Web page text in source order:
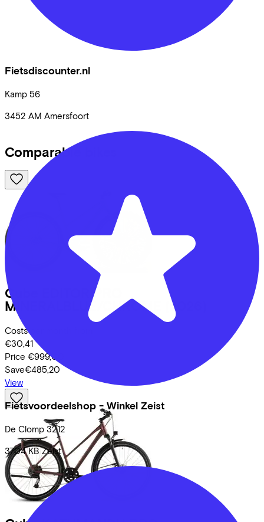
Fietsdiscounter.nl
Kamp 56
3452 AM Amersfoort
Fietsvoordeelshop - Winkel Zeist
De Clomp 3212
3704 KB Zeist
Comparable bikes
Cube
EDITOR PRO
MINERALBLUE/CHROME
(2026)
Costs per month from
€30,41
Price €999,00
Save€485,20
View